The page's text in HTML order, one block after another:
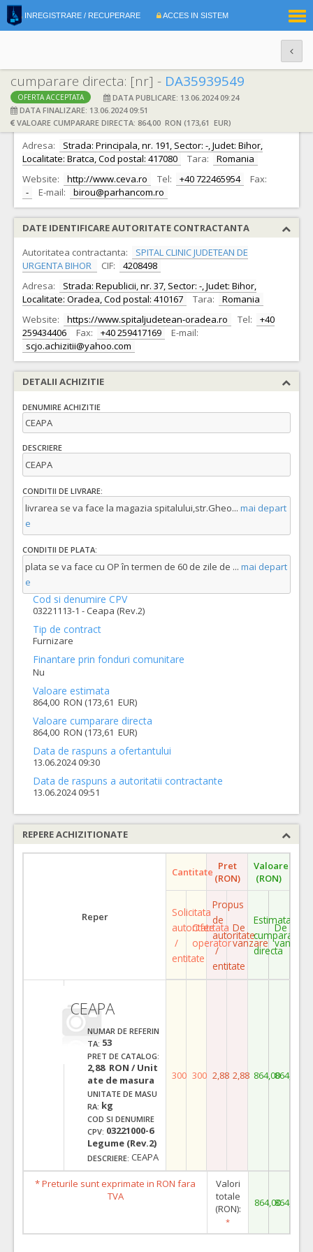
INREGISTRARE / RECUPERARE ACCES IN SISTEM
cumparare directa: [nr] - DA35939549
OFERTA ACCEPTATA
DATA PUBLICARE: 13.06.2024 09:24
DATA FINALIZARE: 13.06.2024 09:51
VALOARE CUMPARARE DIRECTA: 864,00 RON (173,61 EUR)
DATE IDENTIFICARE OFERTANT
Ofertant: S.C. PARHAN COM S.R.L. CIF: 4491776
Adresa:
Strada: Principala, nr. 191, Sector: -, Judet: Bihor,
Localitate: Bratca, Cod postal: 417080
Tara:
Romania
Website:
http://www.ceva.ro Tel: +40 722465954
Fax:
-
E-mail: birou@parhancom.ro
DATE IDENTIFICARE AUTORITATE CONTRACTANTA
Autoritatea contractanta:
SPITAL CLINIC JUDETEAN DE
URGENTA BIHOR
CIF:
4208498
Adresa:
Strada: Republicii, nr. 37, Sector: -, Judet: Bihor,
Localitate: Oradea, Cod postal: 410167
Tara:
Romania
Website:
https://www.spitaljudetean-oradea.ro Tel:
+40
259434406
Fax: +40 259417169
E-mail:
scjo.achizitii@yahoo.com
DETALII ACHIZITIE
DENUMIRE ACHIZITIE
CEAPA
DESCRIERE
CEAPA
CONDITII DE LIVRARE:
livrarea se va face la magazia spitalului,str.Gheo... mai depart
e
CONDITII DE PLATA:
plata se va face cu OP în termen de 60 de zile de ... mai depart
e
Cod si denumire CPV
03221113-1 - Ceapa (Rev.2)
Tip de contract
Furnizare
Finantare prin fonduri comunitare
Nu
Valoare estimata
864,00 RON (173,61 EUR)
Valoare cumparare directa
864,00 RON (173,61 EUR)
Data de raspuns a ofertantului
13.06.2024 09:30
Data de raspuns a autoritatii contractante
13.06.2024 09:51
REPERE ACHIZITIONATE
Reper
Cantitate Pret
(RON)
Valoare
(RON)
Solicitata
autoritate
/
entitate
Ofertata
operator
Propus
de
autoritate
/
entitate
De
vanzare
Estimata
cumparare
directa
De
vanzare
CEAPA
NUMAR DE REFERIN
TA: 53
PRET DE CATALOG:
2,88 RON / Unit
ate de masura
UNITATE DE MASU
RA: kg
COD SI DENUMIRE
CPV: 03221000-6
Legume (Rev.2)
DESCRIERE: CEAPA
300 300 2,88 2,88 864,00864,00
* Preturile sunt exprimate in RON fara
TVA
Valori
totale
(RON):
*
864,00864,00